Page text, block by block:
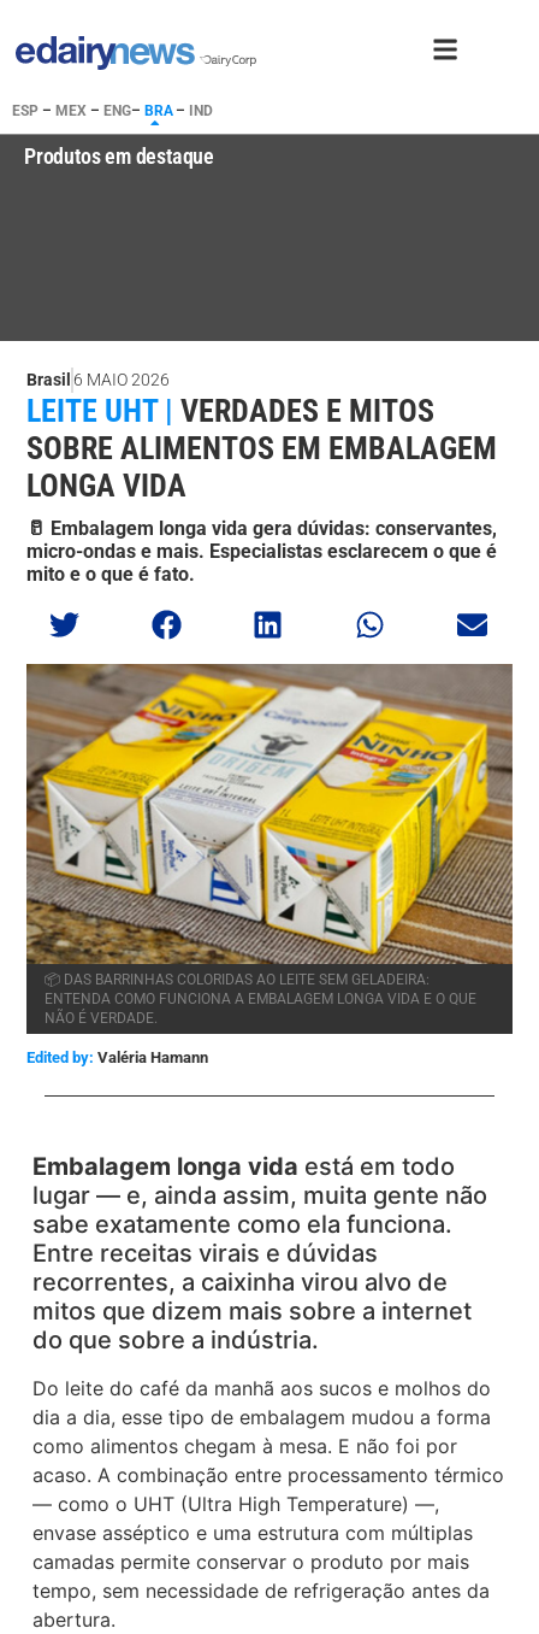
ESP – MEX – ENG– BRA– IND
Produtos em destaque
Brasil 6 MAIO 2026
LEITE UHT | VERDADES E MITOS
SOBRE ALIMENTOS EM EMBALAGEM
LONGA VIDA
🥛 Embalagem longa vida gera dúvidas: conservantes,
micro-ondas e mais. Especialistas esclarecem o que é
mito e o que é fato.
📦 DAS BARRINHAS COLORIDAS AO LEITE SEM GELADEIRA:
ENTENDA COMO FUNCIONA A EMBALAGEM LONGA VIDA E O QUE
NÃO É VERDADE.
Edited by: Valéria Hamann
Embalagem longa vida está em todo
lugar — e, ainda assim, muita gente não
sabe exatamente como ela funciona.
Entre receitas virais e dúvidas
recorrentes, a caixinha virou alvo de
mitos que dizem mais sobre a internet
do que sobre a indústria.
Do leite do café da manhã aos sucos e molhos do
dia a dia, esse tipo de embalagem mudou a forma
como alimentos chegam à mesa. E não foi por
acaso. A combinação entre processamento térmico
— como o UHT (Ultra High Temperature) —,
envase asséptico e uma estrutura com múltiplas
camadas permite conservar o produto por mais
tempo, sem necessidade de refrigeração antes da
abertura.